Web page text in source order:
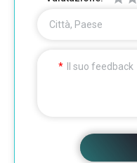
Città, Paese
Il suo feedback